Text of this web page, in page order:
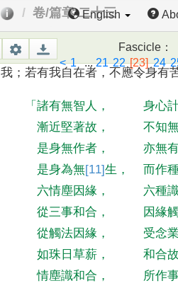
卷/篇章 二十三
English
Fascicle ：
< 1...21 22 [23] 24
「無我想」者，苦則是無我。所
眾中盡皆是苦 無有自在 ，
我 ；若有我自在者 ，不應令身有
「諸有無智人 ，
身心
漸近堅著故 ，
不知
是身無作者 ，
亦無
是身為無[11]生 ，
而作
六情塵因緣 ，
六種
從三事和合 ，
因緣
從觸法因緣 ，
受念
如珠日草薪 ，
和合
情塵識和合 ，
所作